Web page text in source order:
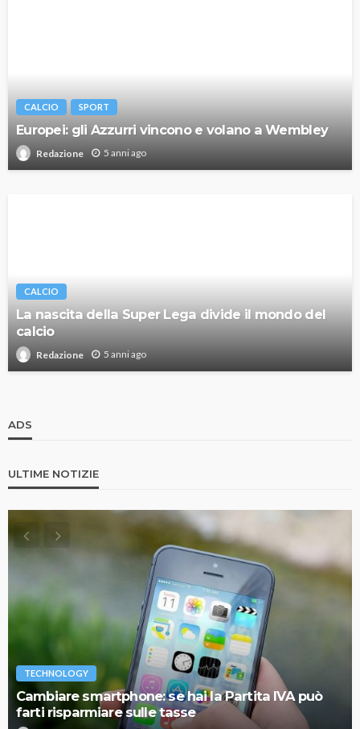
CALCIO SPORT
Europei: gli Azzurri vincono e volano a Wembley
Redazione 5 anni ago
CALCIO
La nascita della Super Lega divide il mondo del
calcio
Redazione 5 anni ago
ADS
ULTIME NOTIZIE
TECHNOLOGY
Cambiare smartphone: se hai la Partita IVA può
farti risparmiare sulle tasse